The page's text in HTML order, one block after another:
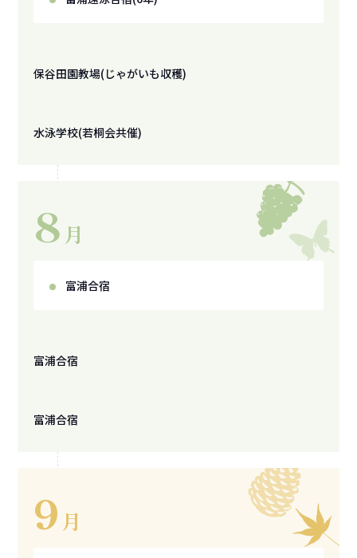
保谷田園教場(じゃがいも収穫)
水泳学校(若桐会共催)
8 月
富浦合宿
富浦合宿
富浦合宿
9 月